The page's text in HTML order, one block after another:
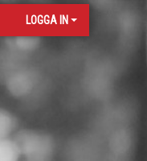
LOGGA IN